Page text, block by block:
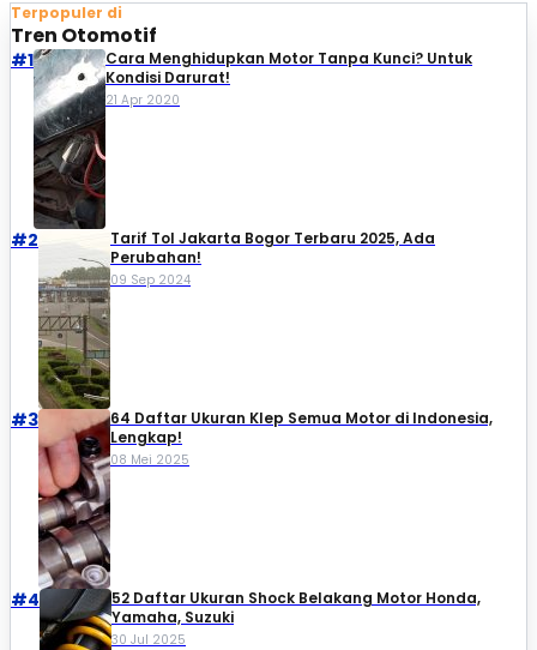
Terpopuler di
Tren Otomotif
#1
Cara Menghidupkan Motor Tanpa Kunci? Untuk
Kondisi Darurat!
21 Apr 2020
#2
Tarif Tol Jakarta Bogor Terbaru 2025, Ada
Perubahan!
09 Sep 2024
#3
64 Daftar Ukuran Klep Semua Motor di Indonesia,
Lengkap!
08 Mei 2025
#4
52 Daftar Ukuran Shock Belakang Motor Honda,
Yamaha, Suzuki​
30 Jul 2025